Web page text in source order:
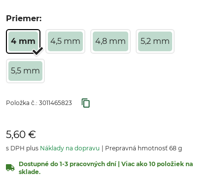
Priemer:
4 mm 4,5 mm 4,8 mm 5,2 mm
5,5 mm
Položka č.: 3011465823
5,60 €
s DPH plus Náklady na dopravu Prepravná hmotnosť 68 g
Dostupné do 1-3 pracovných dní | Viac ako 10 položiek na
sklade.